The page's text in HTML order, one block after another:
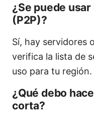
¿Se puede
(P2P)?
Sí, hay servidores
verifica la lista de
uso para tu región.
¿Qué debo
corta?